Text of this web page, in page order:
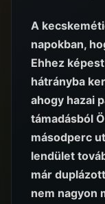
A
napokban,
Ehhez
hátrányba
ahogy hazai
támadásból
másodperc
lendület
már
nem nagyon